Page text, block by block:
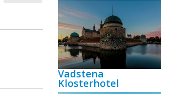
Vadstena
Klosterhotel